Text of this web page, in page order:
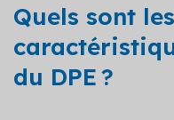
Quels sont
du DPE ?